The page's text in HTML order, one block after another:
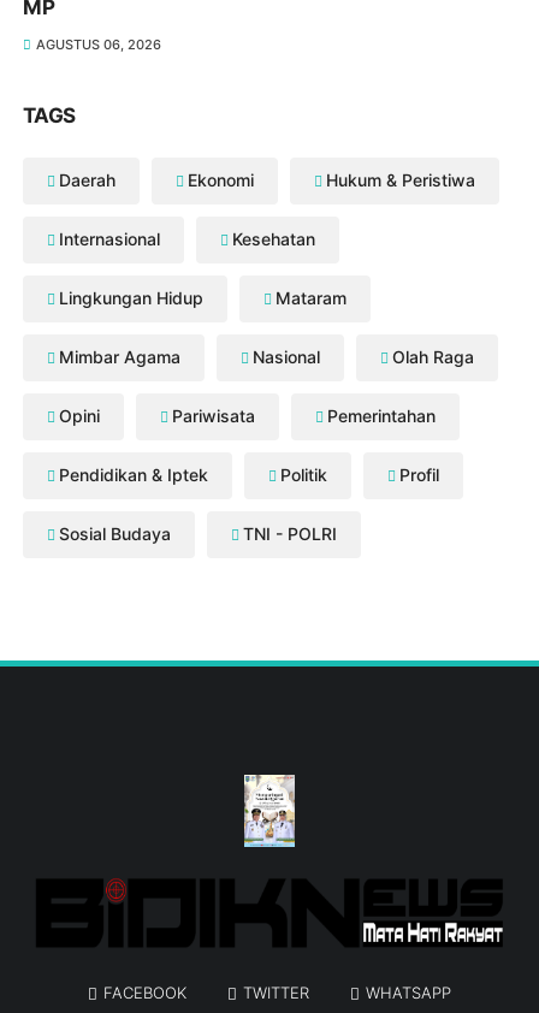
MP
AGUSTUS 06, 2026
TAGS
Daerah Ekonomi Hukum & Peristiwa
Internasional Kesehatan
Lingkungan Hidup Mataram
Mimbar Agama Nasional Olah Raga
Opini Pariwisata Pemerintahan
Pendidikan & Iptek Politik Profil
Sosial Budaya TNI - POLRI
FACEBOOK TWITTER
WHATSAPP